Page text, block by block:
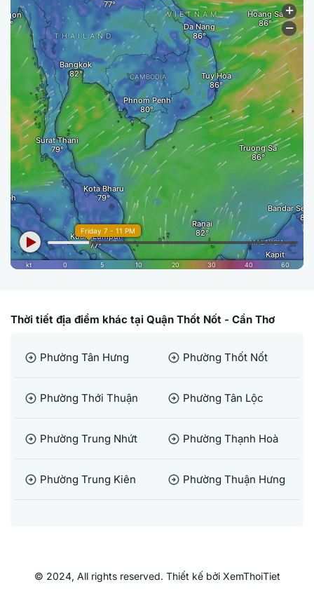
Thời tiết địa điểm khác tại Quận Thốt Nốt - Cần Thơ
arrow_circle_right Phường Tân Hưng arrow_circle_right Phường Thốt Nốt
arrow_circle_right Phường Thới Thuận arrow_circle_right Phường Tân Lộc
arrow_circle_right Phường Trung Nhứt arrow_circle_right Phường Thạnh Hoà
arrow_circle_right Phường Trung Kiên arrow_circle_right Phường Thuận Hưng
© 2024, All rights reserved. Thiết kế bởi XemThoiTiet